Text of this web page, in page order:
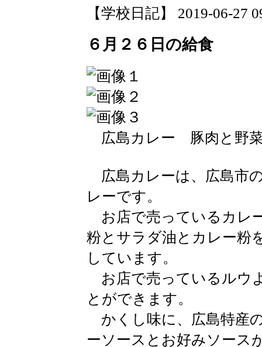
【学校日記】 2019-06-27
６月２６日の給食
広島カレー 豚肉と野
広島カレーは、広島市
レーです。
お店で売っているカレ
粉とサラダ油とカレー粉
しています。
お店で売っているルウ
とができます。
かくし味に、広島特産
ーソースとお好みソース